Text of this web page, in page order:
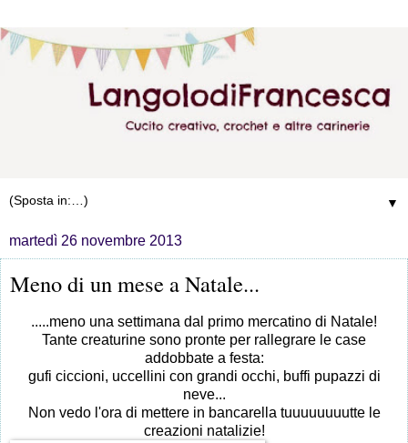
▼
martedì 26 novembre 2013
Meno di un mese a Natale...
.....meno una settimana dal primo mercatino di Natale!
Tante creaturine sono pronte per rallegrare le case
addobbate a festa:
gufi ciccioni, uccellini con grandi occhi, buffi pupazzi di
neve...
Non vedo l'ora di mettere in bancarella tuuuuuuuutte le
creazioni natalizie!